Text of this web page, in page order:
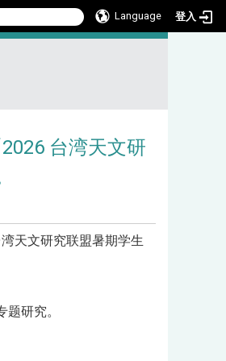
Language 登入
台湾天文研
天文研究联盟暑期学生
研究。